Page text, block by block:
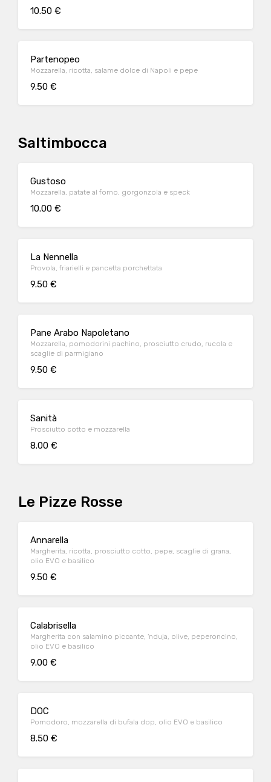
10.50 €
Partenopeo
Mozzarella, ricotta, salame dolce di Napoli e pepe
9.50 €
Saltimbocca
Gustoso
Mozzarella, patate al forno, gorgonzola e speck
10.00 €
La Nennella
Provola, friarielli e pancetta porchettata
9.50 €
Pane Arabo Napoletano
Mozzarella, pomodorini pachino, prosciutto crudo, rucola e
scaglie di parmigiano
9.50 €
Sanità
Prosciutto cotto e mozzarella
8.00 €
Le Pizze Rosse
Annarella
Margherita, ricotta, prosciutto cotto, pepe, scaglie di grana,
olio EVO e basilico
9.50 €
Calabrisella
Margherita con salamino piccante, 'nduja, olive, peperoncino,
olio EVO e basilico
9.00 €
DOC
Pomodoro, mozzarella di bufala dop, olio EVO e basilico
8.50 €